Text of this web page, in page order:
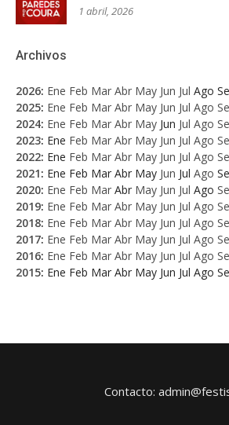
1 abril, 2026
Archivos
2026: Ene Feb Mar Abr May Jun Jul Ago
2025: Ene Feb Mar Abr May Jun Jul Ago
2024: Ene Feb Mar Abr May Jun Jul Ago
2023: Ene Feb Mar Abr May Jun Jul Ago
2022: Ene Feb Mar Abr May Jun Jul Ago
2021: Ene Feb Mar Abr May Jun Jul Ago
2020: Ene Feb Mar Abr May Jun Jul Ago
2019: Ene Feb Mar Abr May Jun Jul Ago
2018: Ene Feb Mar Abr May Jun Jul Ago
2017: Ene Feb Mar Abr May Jun Jul Ago
2016: Ene Feb Mar Abr May Jun Jul Ago
2015: Ene Feb Mar Abr May Jun Jul Ago
Contacto: